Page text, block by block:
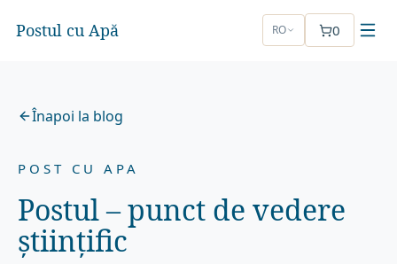
Postul cu Apă RO 0
Înapoi la blog
POST CU APA
Postul – punct de vedere
științific